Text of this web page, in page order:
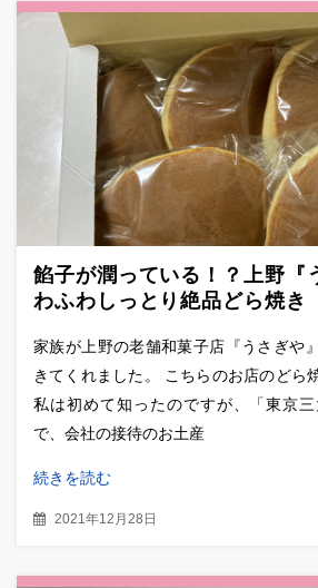
餡子が潤っている！？上野『
わふわしっとり絶品どら焼き
家族が上野の老舗和菓子店『うさぎや
きてくれました。 こちらのお店のどら
私は初めて知ったのですが、「東京
で、会社の接待のお土産
続きを読む
2021年12月28日